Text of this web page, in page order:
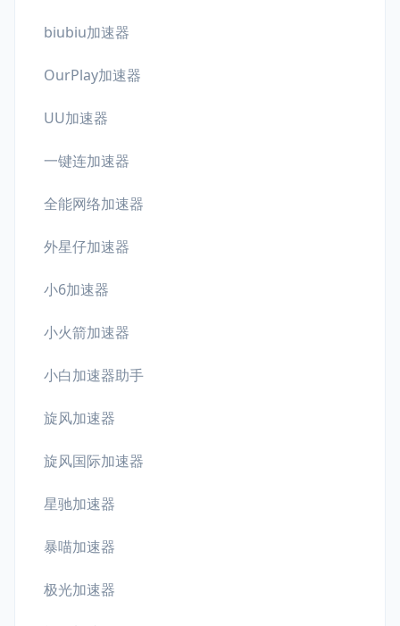
biubiu加速器
OurPlay加速器
UU加速器
一键连加速器
全能网络加速器
外星仔加速器
小6加速器
小火箭加速器
小白加速器助手
旋风加速器
旋风国际加速器
星驰加速器
暴喵加速器
极光加速器